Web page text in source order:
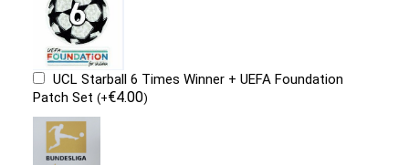
UCL Starball 6 Times Winner + UEFA Foundation
Patch Set(+€4.00)